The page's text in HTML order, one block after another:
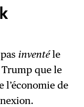
inventéle
Trump que le
l’économie de